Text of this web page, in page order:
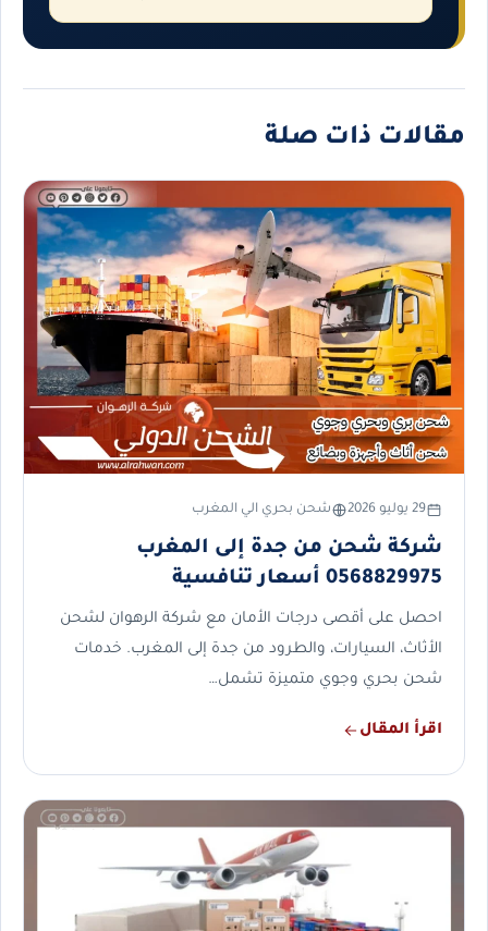
مقالات ذات صلة
29 يوليو 2026 شحن بحري الي المغرب
شركة شحن من جدة إلى المغرب
0568829975 أسعار تنافسية
احصل على أقصى درجات الأمان مع شركة الرهوان لشحن
الأثاث، السيارات، والطرود من جدة إلى المغرب. خدمات
شحن بحري وجوي متميزة تشمل…
اقرأ المقال